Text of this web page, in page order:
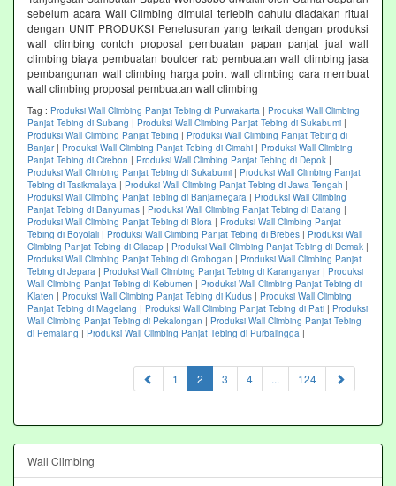
sebelum acara Wall Climbing dimulai terlebih dahulu diadakan ritual
dengan UNIT PRODUKSI Penelusuran yang terkait dengan produksi
wall climbing contoh proposal pembuatan papan panjat jual wall
climbing biaya pembuatan boulder rab pembuatan wall climbing jasa
pembangunan wall climbing harga point wall climbing cara membuat
wall climbing proposal pembuatan wall climbing
Tag : Produksi Wall Climbing Panjat Tebing di Purwakarta | Produksi Wall Climbing
Panjat Tebing di Subang | Produksi Wall Climbing Panjat Tebing di Sukabumi |
Produksi Wall Climbing Panjat Tebing | Produksi Wall Climbing Panjat Tebing di
Banjar| Produksi Wall Climbing Panjat Tebing di Cimahi | Produksi Wall Climbing
Panjat Tebing di Cirebon | Produksi Wall Climbing Panjat Tebing di Depok |
Produksi Wall Climbing Panjat Tebing di Sukabumi | Produksi Wall Climbing Panjat
Tebing di Tasikmalaya | Produksi Wall Climbing Panjat Tebing di Jawa Tengah |
Produksi Wall Climbing Panjat Tebing di Banjarnegara | Produksi Wall Climbing
Panjat Tebing di Banyumas | Produksi Wall Climbing Panjat Tebing di Batang |
Produksi Wall Climbing Panjat Tebing di Blora | Produksi Wall Climbing Panjat
Tebing di Boyolali | Produksi Wall Climbing Panjat Tebing di Brebes | Produksi Wall
Climbing Panjat Tebing di Cilacap | Produksi Wall Climbing Panjat Tebing di Demak |
Produksi Wall Climbing Panjat Tebing di Grobogan | Produksi Wall Climbing Panjat
Tebing di Jepara | Produksi Wall Climbing Panjat Tebing di Karanganyar| Produksi
Wall Climbing Panjat Tebing di Kebumen | Produksi Wall Climbing Panjat Tebing di
Klaten | Produksi Wall Climbing Panjat Tebing di Kudus | Produksi Wall Climbing
Panjat Tebing di Magelang | Produksi Wall Climbing Panjat Tebing di Pati | Produksi
Wall Climbing Panjat Tebing di Pekalongan | Produksi Wall Climbing Panjat Tebing
di Pemalang | Produksi Wall Climbing Panjat Tebing di Purbalingga |
1 2 (current)
3 4 ... 124
Wall Climbing